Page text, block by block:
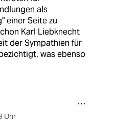
als
einer Seite zu
Karl Liebknecht
der Sympathien für
was ebenso
Uhr